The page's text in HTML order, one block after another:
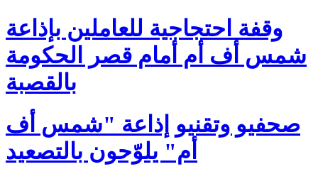
وقفة احتجاجية للعاملين بإذاعة
شمس أف أم أمام قصر الحكومة
بالقصبة
صحفيو وتقنيو إذاعة "شمس أف
أم" يلوّحون بالتصعيد